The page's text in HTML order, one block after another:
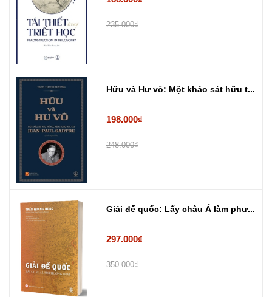
235.000₫
Hữu và Hư vô: Một khảo sát hữu t...
198.000₫
248.000₫
Giải đế quốc: Lấy châu Á làm phư...
297.000₫
350.000₫